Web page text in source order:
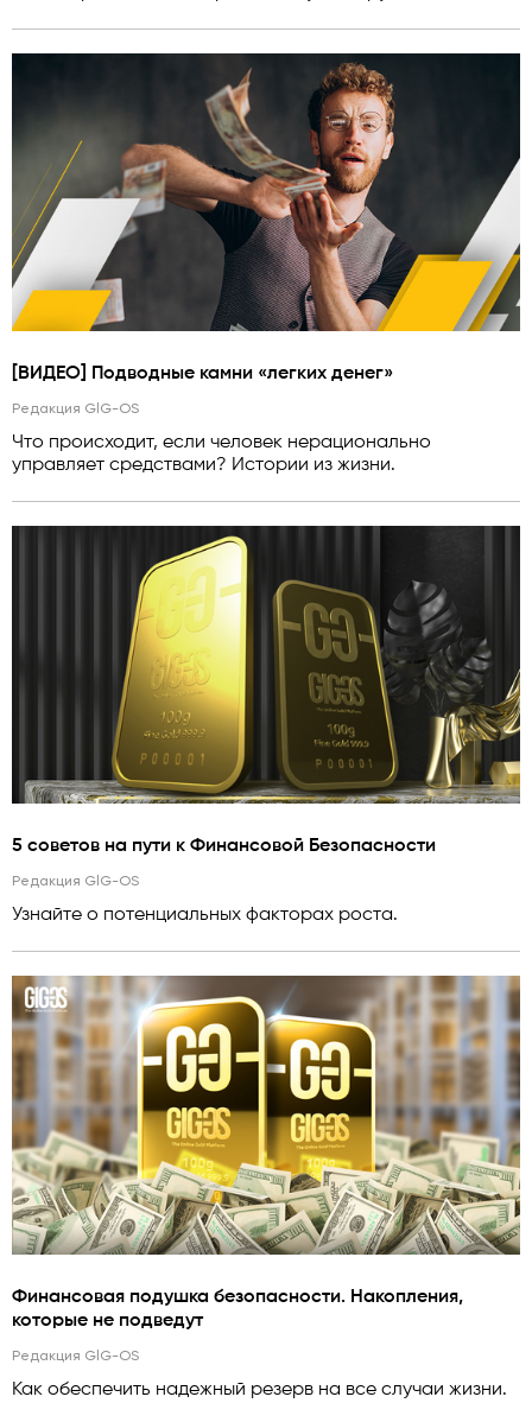
[ВИДЕО] Подводные камни «легких денег»
Редакция GlG-OS
Что происходит, если человек нерационально
управляет средствами? Истории из жизни.
5 советов на пути к Финансовой Безопасности
Редакция GlG-OS
Узнайте о потенциальных факторах роста.
Финансовая подушка безопасности. Накопления,
которые не подведут
Редакция GlG-OS
Как обеспечить надежный резерв на все случаи жизни.